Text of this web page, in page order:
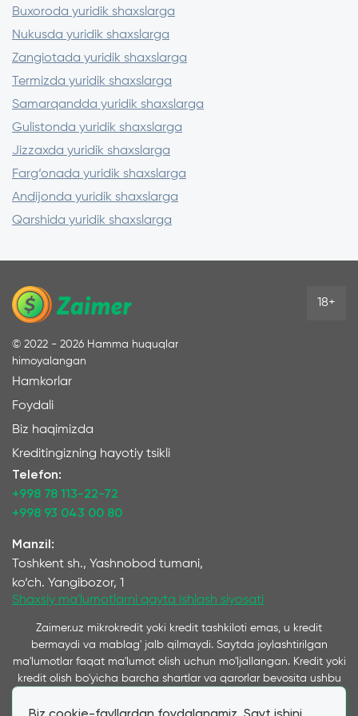
To‘lovni kechiktirish bilan ishlashda –
faktoring
Buxoroda yuridik shaxslarga
Nukusda yuridik shaxslarga
Zangiotada yuridik shaxslarga
Termizda yuridik shaxslarga
Samarqandda yuridik shaxslarga
Gulistonda yuridik shaxslarga
Jizzaxda yuridik shaxslarga
Farg‘onada yuridik shaxslarga
Andijonda yuridik shaxslarga
Qarshida yuridik shaxslarga
© 2022 - 2026 Hamma huquqlar
himoyalangan
Hamkorlar
Foydali
Biz haqimizda
Kreditingizning hayotiy tsikli
Telefon:
+998 78 113-22-72
+998 93 043 00 80
Manzil:
Toshkent sh., Yashnobod tumani,
ko‘ch. Yangibozor, 1
Shaxsiy ma'lumotlarni qayta ishlash siyosati
18+
Zaimer.uz mikrokredit yoki kredit tashkiloti emas, u kredit
bermaydi va mablag' jalb qilmaydi. Saytda joylashtirilgan
ma'lumotlar faqat ma'lumot olish uchun mo'ljallangan. Kredit yoki
kredit olish bo'yicha barcha shartlar va qarorlar bevosita ushbu
va ushbu saytda taqdim etiladi. Ta’kidlash joizki, bizning